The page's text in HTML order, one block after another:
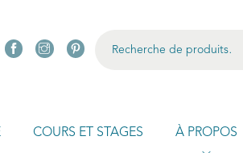
COURS ET STAGES À PROPOS